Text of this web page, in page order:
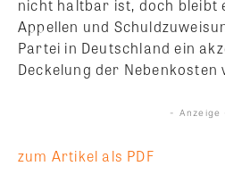
nicht haltbar ist, doch bleibt
Appellen und
Partei in Deutschland ein
Deckelung der Nebenkosten
- Anzeige
zum Artikel als PDF